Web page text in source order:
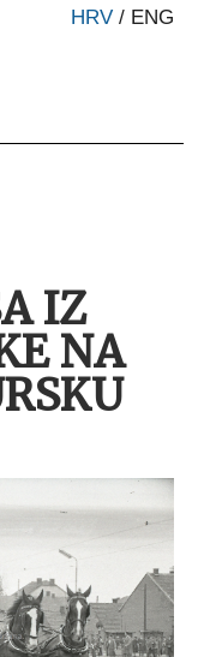
HRV / ENG
IZ
NA